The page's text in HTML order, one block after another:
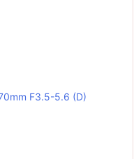
F3.5-5.6 (D)